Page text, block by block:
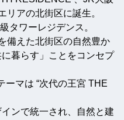
リアの北街区に誕生。
タワーレジデンス。
備えた北街区の自然豊か
暮らす」ことをコンセプ
マは “次代の王宮 THE
ンで統一され、自然と建